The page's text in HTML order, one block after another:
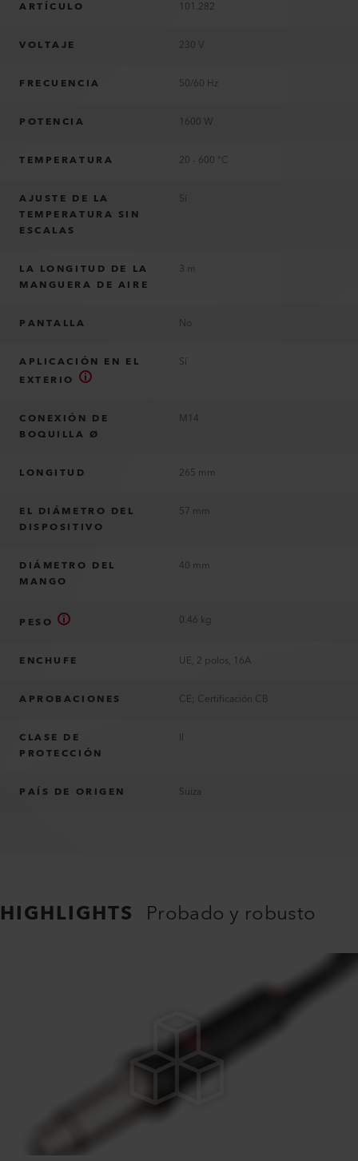
ARTÍCULO 101.282
VOLTAJE 230 V
FRECUENCIA 50/60 Hz
POTENCIA 1600 W
TEMPERATURA 20 - 600 °C
AJUSTE DE LA
TEMPERATURA SIN
ESCALAS
Sí
LA LONGITUD DE LA
MANGUERA DE AIRE
3 m
PANTALLA No
APLICACIÓN EN EL
EXTERIO
Sí
CONEXIÓN DE
BOQUILLA Ø
M14
LONGITUD 265 mm
EL DIÁMETRO DEL
DISPOSITIVO
57 mm
DIÁMETRO DEL
MANGO
40 mm
PESO 0.46 kg
ENCHUFE UE, 2 polos, 16A
APROBACIONES CE; Certificación CB
CLASE DE
PROTECCIÓN
II
PAÍS DE ORIGEN Suiza
HIGHLIGHTS Probado y robusto